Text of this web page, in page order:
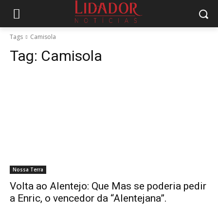
Tags Camisola
Tag: Camisola
Nossa Terra
Volta ao Alentejo: Que Mas se poderia pedir
a Enric, o vencedor da “Alentejana”.